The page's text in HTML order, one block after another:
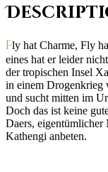
Fly hat Charme, Fly hat Geld und jede Menge Mädchen. Doch
eines hat er leider
der tropischen Insel
in einem Drogenkrieg
und sucht mitten im
Doch das ist keine
Daers, eigentümlicher
Kathengi anbeten.